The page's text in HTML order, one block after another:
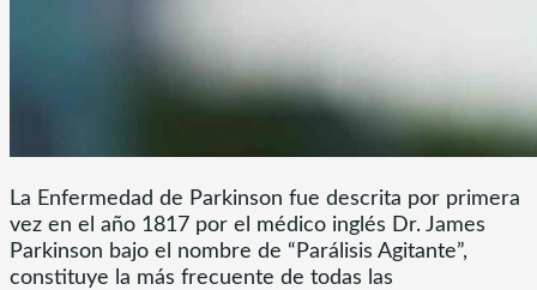
La Enfermedad de Parkinson fue descrita por primera
vez en el año 1817 por el médico inglés Dr. James
Parkinson bajo el nombre de “Parálisis Agitante”,
constituye la más frecuente de todas las